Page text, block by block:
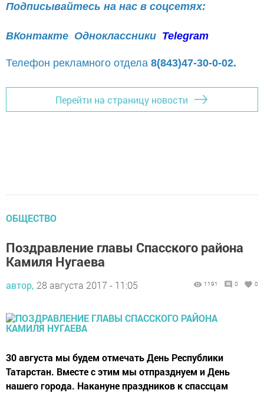
Подписывайтесь на нас в соцсетях:
ВКонтакте Одноклассники Telegram
Телефон рекламного отдела 8(843)47-30-0-02.
Перейти на страницу новости
ОБЩЕСТВО
Поздравление главы Спасского района
Камиля Нугаева
автор, 28 августа 2017 - 11:05 1191 0 0
30 августа мы будем отмечать День Республики
Татарстан. Вместе с этим мы отпразднуем и День
нашего города. Накануне праздников к спассцам